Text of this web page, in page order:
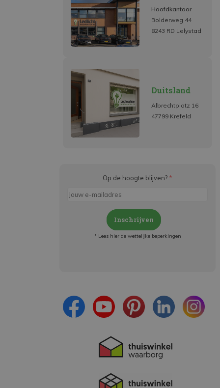
Hoofdkantoor
Bolderweg 44
8243 RD Lelystad
Duitsland
Albrechtplatz 16
47799 Krefeld
Op de hoogte blijven? *
Inschrijven
* Lees hier de wettelijke beperkingen